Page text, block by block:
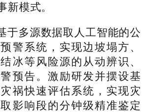
新模式。
多源数据取人工智能的公
警系统，实现边坡塌方、
冰等风险源的从动辨识、
预告。激励研发并摆设基
祸快速评估系统，实现灾
影响段的分钟级精准鉴定